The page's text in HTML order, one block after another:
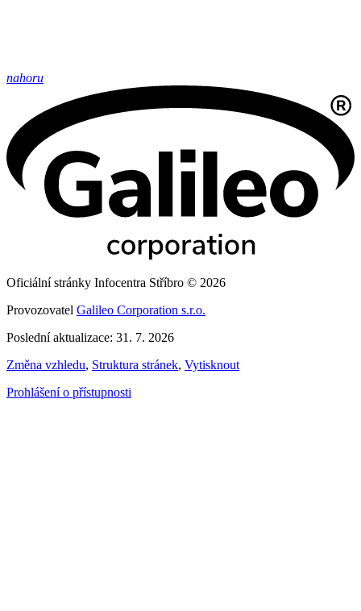
nahoru
Oficiální stránky Infocentra Stříbro © 2026
Provozovatel Galileo Corporation s.r.o.
Poslední aktualizace: 31. 7. 2026
Změna vzhledu, Struktura stránek, Vytisknout
Prohlášení o přístupnosti